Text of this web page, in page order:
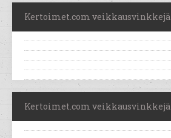
Kertoimet.com veikkausvinkkejä
Kertoimet.com veikkausvinkkejä